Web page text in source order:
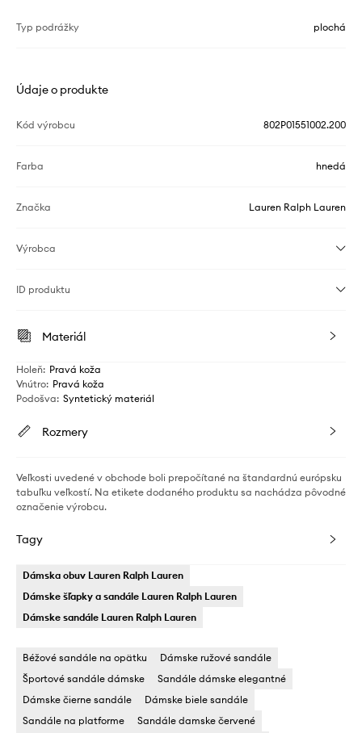
Typ podrážky plochá
Údaje o produkte
Kód výrobcu 802P01551002.200
Farba hnedá
Značka Lauren Ralph Lauren
Výrobca
ID produktu
Materiál
Holeň: Pravá koža
Vnútro: Pravá koža
Podošva: Syntetický materiál
Rozmery
Veľkosti uvedené v obchode boli prepočítané na štandardnú európsku
tabuľku veľkostí. Na etikete dodaného produktu sa nachádza pôvodné
označenie výrobcu.
Tagy
Dámska obuv Lauren Ralph Lauren
Dámske šľapky a sandále Lauren Ralph Lauren
Dámske sandále Lauren Ralph Lauren
Béžové sandále na opätku
Dámske ružové sandále
Športové sandále dámske
Sandále dámske elegantné
Dámske čierne sandále
Dámske biele sandále
Sandále na platforme
Sandále damske červené